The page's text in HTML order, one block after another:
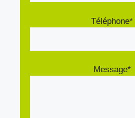
Téléphone*
Message*